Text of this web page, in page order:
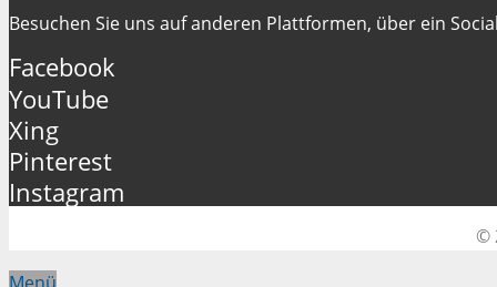
Besuchen Sie uns auf anderen Plattformen, über ein
Facebook
YouTube
Xing
Pinterest
Instagram
©